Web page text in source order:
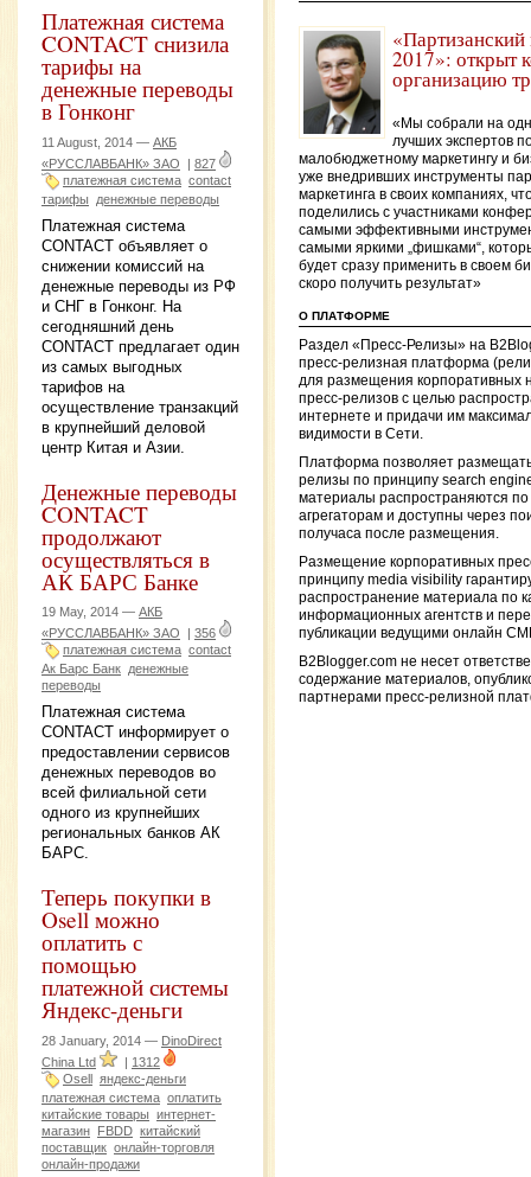
Платежная система
CONTACT снизила
тарифы на
денежные переводы
в Гонконг
11 August, 2014 — АКБ
«РУССЛАВБАНК» ЗАО | 827
платежная система contact
тарифы
денежные переводы
Платежная система
CONTACT объявляет о
снижении комиссий на
денежные переводы из РФ
и СНГ в Гонконг. На
сегодняшний день
CONTACT предлагает один
из самых выгодных
тарифов на
осуществление транзакций
в крупнейший деловой
центр Китая и Азии.
Денежные переводы
CONTACT
продолжают
осуществляться в
АК БАРС Банке
19 May, 2014 — АКБ
«РУССЛАВБАНК» ЗАО
356
платежная система contact
Ак Барс Банк денежные
переводы
Платежная система
CONTACT информирует о
предоставлении сервисов
денежных переводов во
всей филиальной сети
одного из крупнейших
региональных банков АК
БАРС.
Теперь покупки в
Osell можно
оплатить с
помощью
платежной системы
Яндекс-деньги
28 January, 2014 — DinoDirect
China Ltd
| 1312
Osell яндекс-деньги
платежная система оплатить
китайские товары интернет-
магазин FBDD китайский
поставщик онлайн-торговля
онлайн-продажи
«Партизанский
2017»: открыт
организацию
«Мы собрали на
лучших экспертов
малобюджетному маркетингу и
уже внедривших инструменты
маркетинга в своих компаниях,
поделились с участниками
самыми эффективными
самыми яркими „фишками“,
будет сразу применить в своем
скоро получить результат»
О ПЛАТФОРМЕ
Раздел «Пресс-Релизы» на
пресс-релизная платформа
для размещения корпоративных
пресс-релизов с целью
интернете и придачи им
видимости в Сети.
Платформа позволяет
релизы по принципу search
материалы распространяются
агрегаторам и доступны через
получаса после размещения.
Размещение корпоративных
принципу media visibility
распространение материала по
информационных агентств и
публикации ведущими онлайн
B2Blogger.com не несет
содержание материалов,
партнерами пресс-релизной